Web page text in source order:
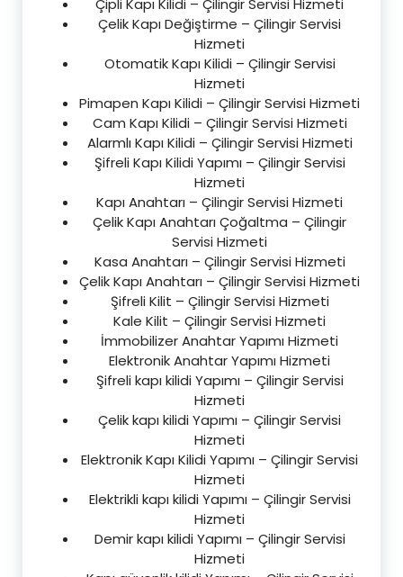
Çipli Kapı Kilidi – Çilingir Servisi Hizmeti
Çelik Kapı Değiştirme – Çilingir Servisi
Hizmeti
Otomatik Kapı Kilidi – Çilingir Servisi
Hizmeti
Pimapen Kapı Kilidi – Çilingir Servisi Hizmeti
Cam Kapı Kilidi – Çilingir Servisi Hizmeti
Alarmlı Kapı Kilidi – Çilingir Servisi Hizmeti
Şifreli Kapı Kilidi Yapımı – Çilingir Servisi
Hizmeti
Kapı Anahtarı – Çilingir Servisi Hizmeti
Çelik Kapı Anahtarı Çoğaltma – Çilingir
Servisi Hizmeti
Kasa Anahtarı – Çilingir Servisi Hizmeti
Çelik Kapı Anahtarı – Çilingir Servisi Hizmeti
Şifreli Kilit – Çilingir Servisi Hizmeti
Kale Kilit – Çilingir Servisi Hizmeti
İmmobilizer Anahtar Yapımı Hizmeti
Elektronik Anahtar Yapımı Hizmeti
Şifreli kapı kilidi Yapımı – Çilingir Servisi
Hizmeti
Çelik kapı kilidi Yapımı – Çilingir Servisi
Hizmeti
Elektronik Kapı Kilidi Yapımı – Çilingir Servisi
Hizmeti
Elektrikli kapı kilidi Yapımı – Çilingir Servisi
Hizmeti
Demir kapı kilidi Yapımı – Çilingir Servisi
Hizmeti